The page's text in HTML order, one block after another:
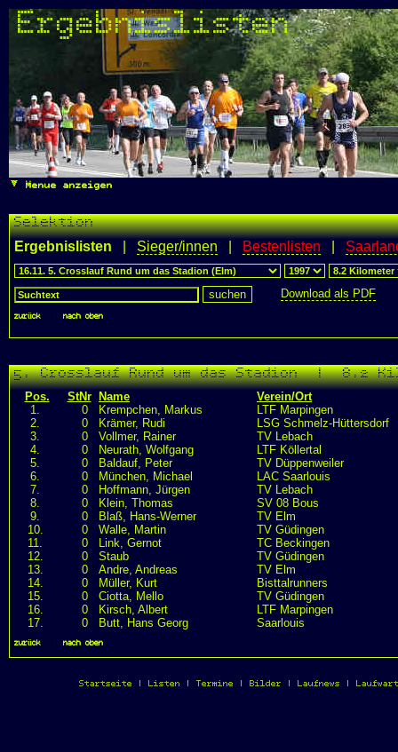
Ergebnislisten
Menue anzeigen
Selektion
Ergebnislisten Sieger/innen Bestenlisten
Download als PDF
zurück nach oben
5. Crosslauf Rund um das Stadion | 8.2
Pos. StNr Name
Verein/Ort
1.
0 Krempchen, Markus
LTF Marpingen
2.
0 Krämer, Rudi
LSG Schmelz-Hüttersdorf
3.
0 Vollmer, Rainer
TV Lebach
4.
0 Neurath, Wolfgang
LTF Köllertal
5.
0 Baldauf, Peter
TV Düppenweiler
6.
0 München, Michael
LAC Saarlouis
7.
0 Hoffmann, Jürgen
TV Lebach
8.
0 Klein, Thomas
SV 08 Bous
9.
0 Blaß, Hans-Werner
TV Elm
10.
0 Walle, Martin
TV Güdingen
11.
0 Link, Gernot
TC Beckingen
12.
0 Staub
TV Güdingen
13.
0 Andre, Andreas
TV Elm
14.
0 Müller, Kurt
Bisttalrunners
15.
0 Ciotta, Mello
TV Güdingen
16.
0 Kirsch, Albert
LTF Marpingen
17.
0 Butt, Hans Georg Saarlouis
zurück nach oben
Startseite Listen Termine Bilder Laufnews Laufwart